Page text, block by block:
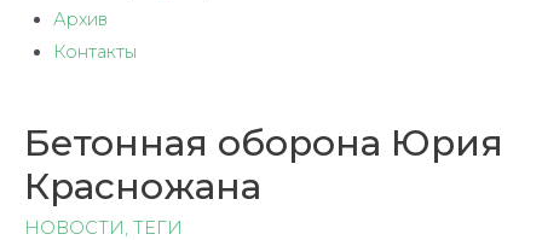
Архив
Контакты
Бетонная оборона Юрия
Красножана
НОВОСТИ, ТЕГИ